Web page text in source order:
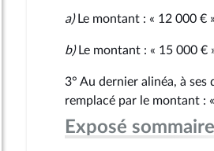
13 octobre 2024
13 octobre 2024
a)Le montant : « 12 000 €
b)Le montant : « 15 000 €
3° Au dernier alinéa, à
remplacé par le montant :
Exposé sommaire